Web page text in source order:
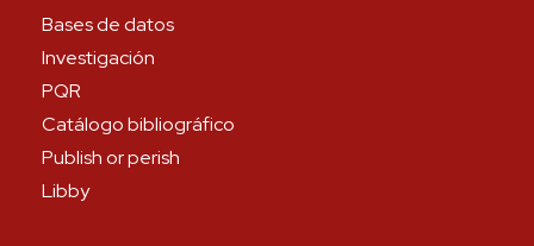
Bases de datos
Investigación
PQR
Catálogo bibliográfico
Publish or perish
Libby